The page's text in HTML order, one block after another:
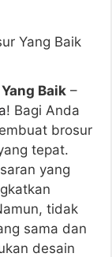
Baik –
! Bagi Anda
brosur
tepat.
yang
tidak
sama dan
desain